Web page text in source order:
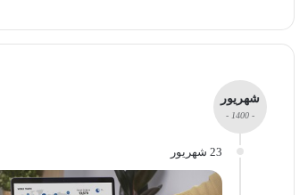
شهریور
- 1400 -
23 شهریور